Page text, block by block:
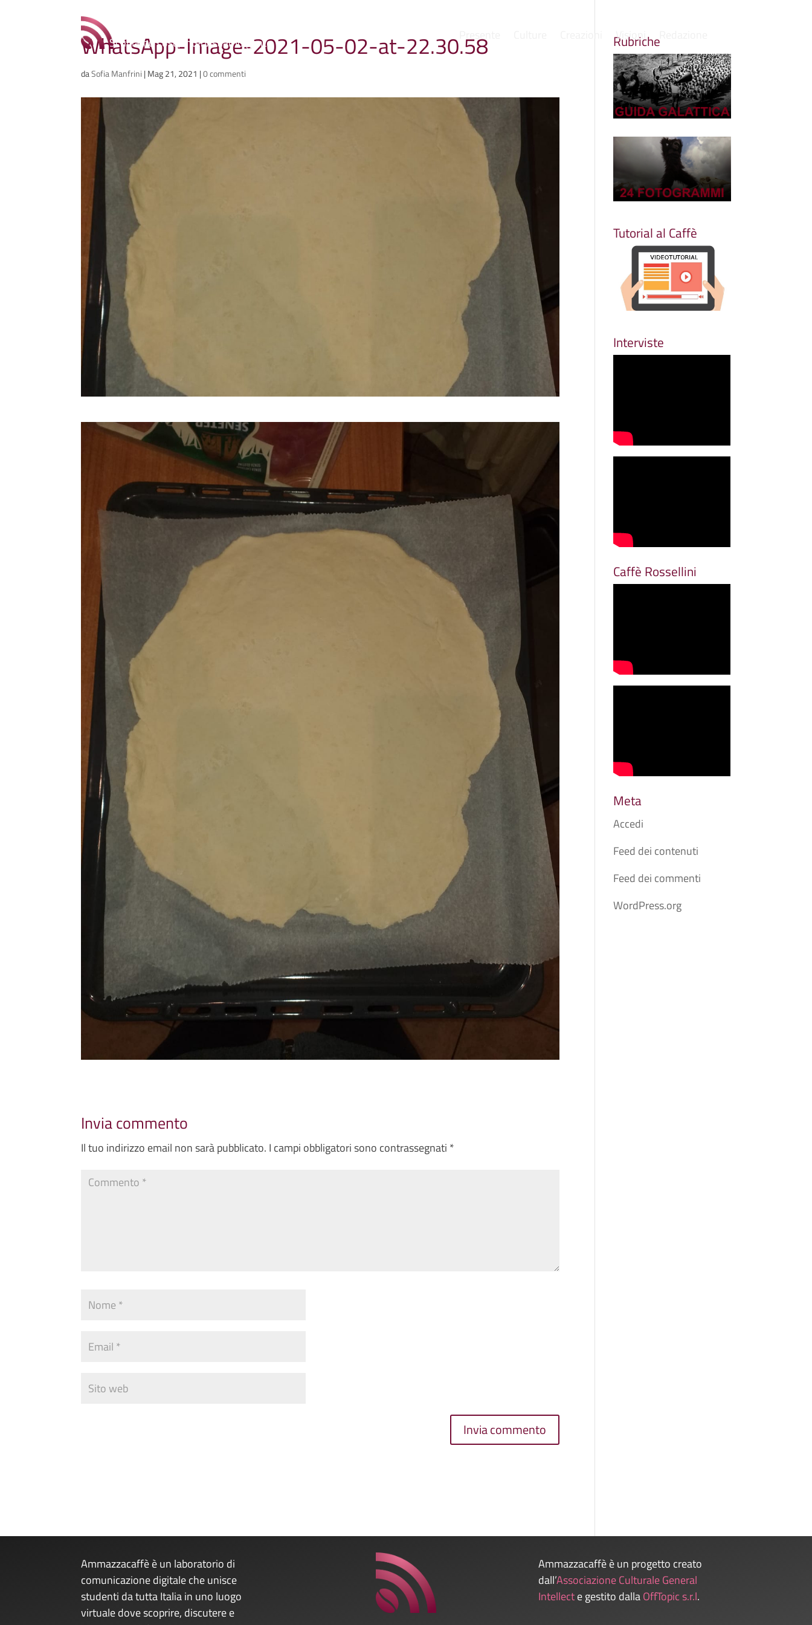
Ammazzacaffè
Scriviamo cose, intervistiamo gente Presente Visioni
WhatsApp-Image-2021-05-02-at-22.30.58
daSofia Manfrini |Mag 21, 2021 |0 commenti
Invia commento
Il tuo indirizzo email non sarà pubblicato. I campi obbligatori sono contrassegnati *
Rubriche
Tutorial al Caffè
Interviste
Caffè Rossellini
Meta
Accedi
Feed dei contenuti
Feed dei commenti
WordPress.org
Ammazzacaffè è un laboratorio di
comunicazione digitale che unisce
studenti da tutta Italia in uno luogo
virtuale dove scoprire, discutere e
Ammazzacaffè è un progetto creato
dall’Associazione Culturale General
Intellecte gestito dallaOffTopic s.r.l.